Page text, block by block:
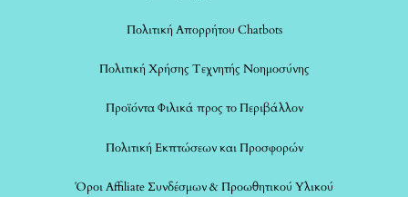
Πολιτική Απορρήτου Chatbots
Πολιτική Χρήσης Τεχνητής Νοημοσύνης
Προϊόντα Φιλικά προς το Περιβάλλον
Πολιτική Εκπτώσεων και Προσφορών
Όροι Affiliate Συνδέσμων & Προωθητικού Υλικού